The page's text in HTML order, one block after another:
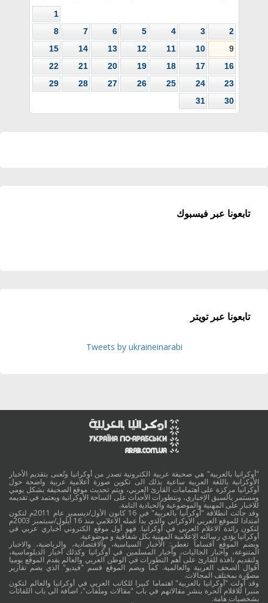
1
2
3
4
5
6
7
8
9
10
11
12
13
14
15
16
17
18
19
20
21
22
23
24
25
26
27
28
29
30
31
تابعونا عبر فيسبوك
تابعونا عبر تويتر
Tweets by ukraineinarabi
"أوكرانيا بالعربية" هي صحيفة عربية الكترونية تصدر من أوكرانيا وتُعنى بتقديم الأخبار
الأوكرانية باللغة العربية ساعية بذلك الى تكوين صورة اعلامية عربية واضحة حول
أوكرانيا مركزة على اهتمامات القارئ العربي، ويتم تحديث موقع الصحيفة بشكل يومي
ومستمر بالسبق الإخباري، وبتطورات الأحداث على الساحة الأوكرانية ويعتمد في تقديمه
للاخبار على المهنية والموضوعية والحيادية التامة.
وقد جائت انطلاقة "أوكرانيا بالعربية" في 16 كانون الأول/ديسمبر عام 2011م لتكون
امتدادا للموقع العربي الاوكراني والذي بدأ عمله الاعلامي منذ 16 أيلول/سبتمبر 2003م
لتكون رائدة الاعلام العربي في أوكرانيا. فهو أول موقع الكتروني أخباري عربي في
أوكرانيا يؤدي رسالته الاعلامية المهنية بكل شفافية و موضوعية.
ويضم الموقع أقساماً تغطي: الأخبار السياسية، والاقتصادية، والرياضية، والاخبار
المتنوعة، وأخبار الجاليات، وأخبار المسلمين في أوكرانيا وكذلك أخبار الدبلوماسية،
ولتقديم نافذة للقارئ على أهم التطورات في الوطن العربي والعالم يقدم الموقع يوميا
أقوال الصحف العربية والعالمية. كما ويضم الموقع قسم "فيديو" الذي يضم تقارير
مصوَّرة بمختلف المجالات.
وقد أولت "أوكرانيا بالعربية" اهتماما كبيرا للكاتب العربي في أوكرانيا والعالم لتكون
منبرا للاقلام الحرة بنشر مقالاتهم في باب "مقالات وملفات"، اضافة الى باب اللقائات
بشخصيات هامة.